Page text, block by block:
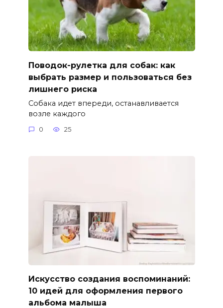
Поводок-рулетка для собак: как
выбрать размер и пользоваться без
лишнего риска
Собака идет впереди, останавливается
возле каждого
0 25
Искусство создания воспоминаний:
10 идей для оформления первого
альбома малыша